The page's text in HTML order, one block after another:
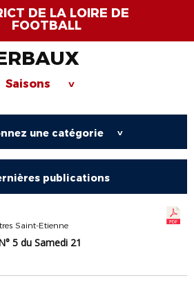
DE LA LOIRE DE
FOOTBALL
Saisons >
une catégorie >
publications
Saint-Etienne
5 du Samedi 21